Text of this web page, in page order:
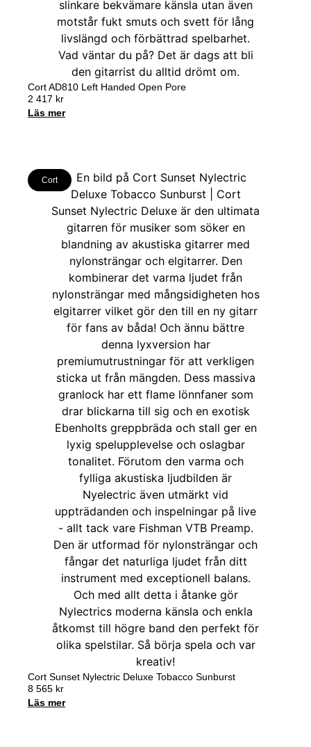
Cort AD810 Left Handed Open Pore
2 417 kr
Läs mer
Cort
Cort Sunset Nylectric Deluxe Tobacco Sunburst
8 565 kr
Läs mer